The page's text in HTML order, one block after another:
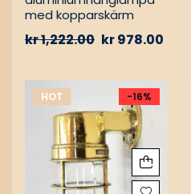
med kopparskärm
kr1,222.00 kr978.00
HOT -16%